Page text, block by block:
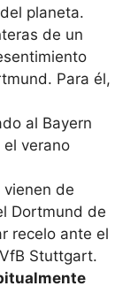
planeta.
de un
Para él,
al Bayern
el verano
vienen de
Dortmund de
recelo ante el
Stuttgart.